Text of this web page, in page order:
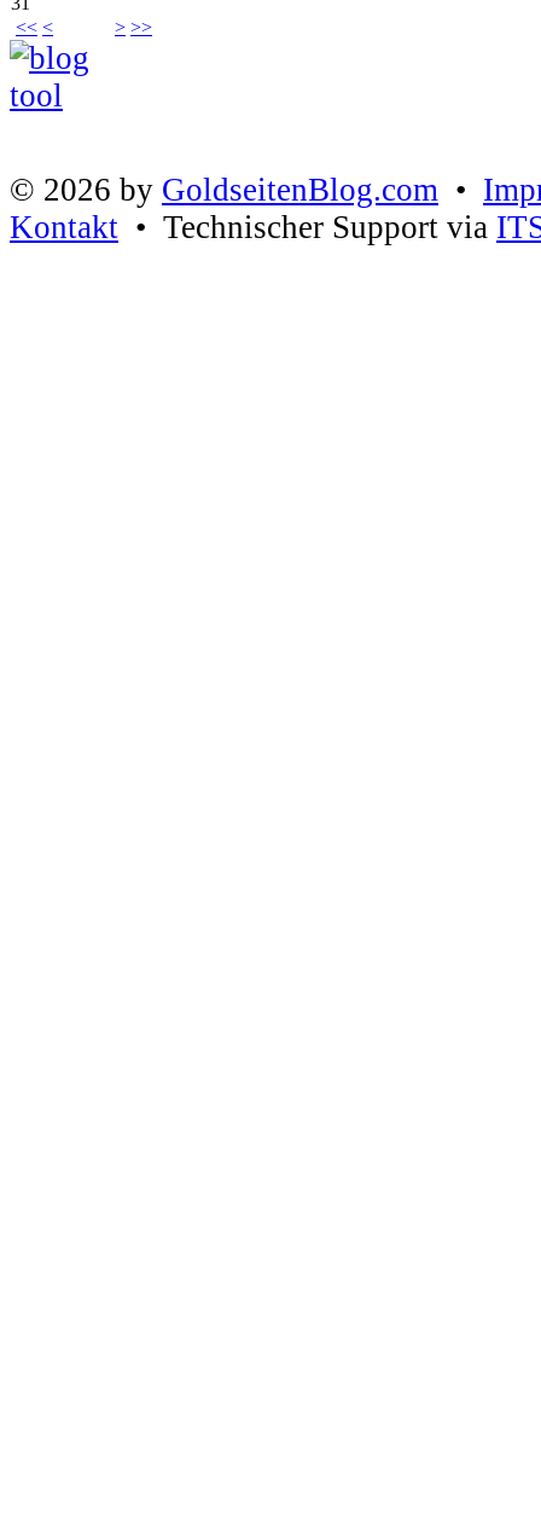
<< < > >>
© 2026 by GoldseitenBlog.com •
Kontakt • Technischer Support via